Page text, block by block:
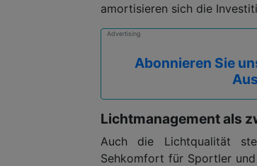
amortisieren sich die
Advertising
Abonnieren Sie
Lichtmanagement als
Auch die Lichtqualität
Sehkomfort für Sportler